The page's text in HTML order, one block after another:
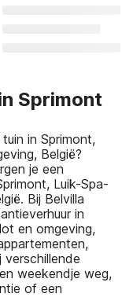
Sprimont
in Sprimont,
België?
je een
Luik-Spa-
Bij Belvilla
in
en omgeving,
weekendje weg,
of een